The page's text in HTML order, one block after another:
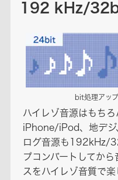
192 kHz/
bit処理アッ
ハイレゾ音源はもち
iPhone/iPod、地デジ
ログ音源も192kHz/
プコンバートしてか
スをハイレゾ音質で楽